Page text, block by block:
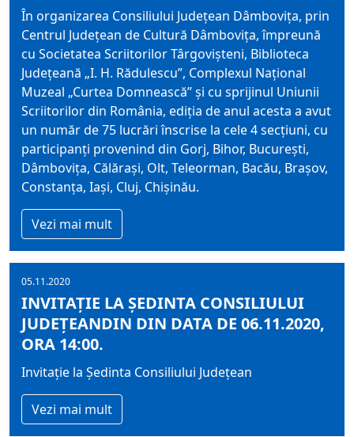
În organizarea Consiliului Judeţean Dâmboviţa, prin
Centrul Judeţean de Cultură Dâmboviţa, împreună
cu Societatea Scriitorilor Târgovişteni, Biblioteca
Judeţeană „I. H. Rădulescu”, Complexul Naţional
Muzeal „Curtea Domnească” şi cu sprijinul Uniunii
Scriitorilor din România, ediţia de anul acesta a avut
un număr de 75 lucrări înscrise la cele 4 secţiuni, cu
participanţi provenind din Gorj, Bihor, Bucureşti,
Dâmboviţa, Călăraşi, Olt, Teleorman, Bacău, Braşov,
Constanţa, Iaşi, Cluj, Chişinău.
Vezi mai mult
05.11.2020
INVITAȚIE LA ȘEDINTA CONSILIULUI
JUDEȚEANDIN DIN DATA DE 06.11.2020,
ORA 14:00.
Invitație la Ședinta Consiliului Județean
Vezi mai mult